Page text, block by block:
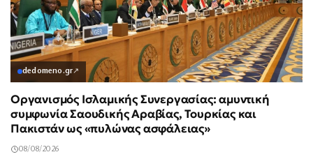
dedomeno.gr↗
Οργανισμός Ισλαμικής Συνεργασίας: αμυντική
συμφωνία Σαουδικής Αραβίας, Τουρκίας και
Πακιστάν ως «πυλώνας ασφάλειας»
08/08/2026